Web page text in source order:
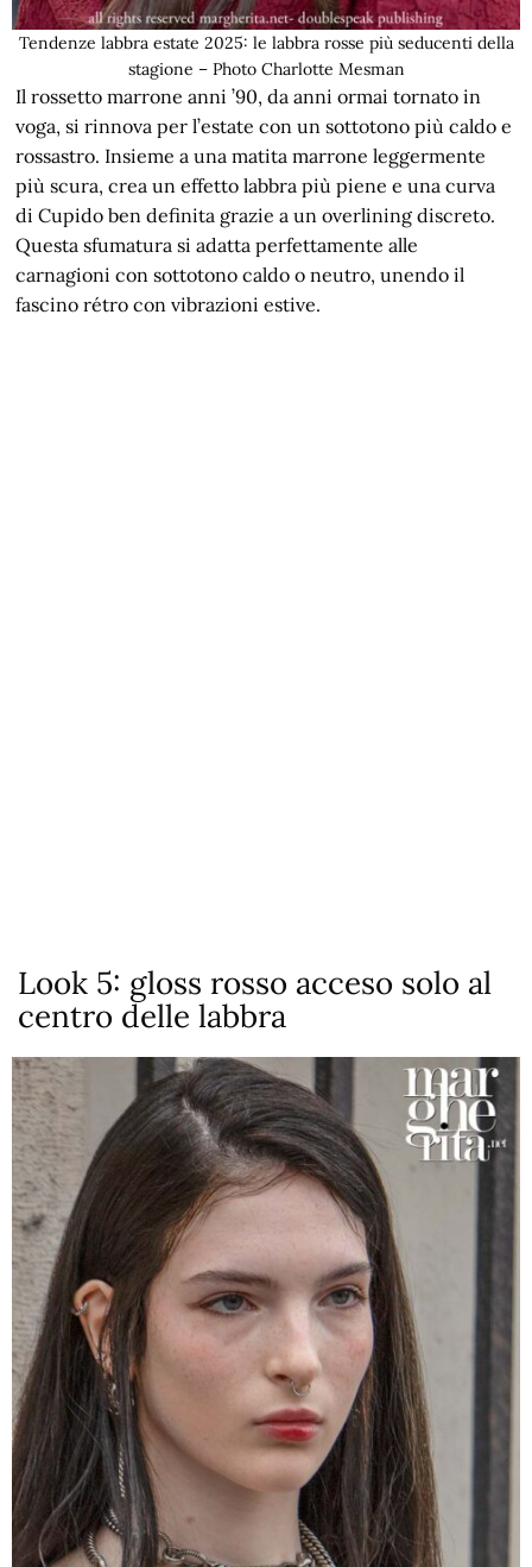
Tendenze labbra estate 2025: le labbra rosse più seducenti della
stagione – Photo Charlotte Mesman
Il rossetto marrone anni ’90, da anni ormai tornato in
voga, si rinnova per l’estate con un sottotono più caldo e
rossastro. Insieme a una matita marrone leggermente
più scura, crea un effetto labbra più piene e una curva
di Cupido ben definita grazie a un overlining discreto.
Questa sfumatura si adatta perfettamente alle
carnagioni con sottotono caldo o neutro, unendo il
fascino rétro con vibrazioni estive.
Look 5: gloss rosso acceso solo al
centro delle labbra